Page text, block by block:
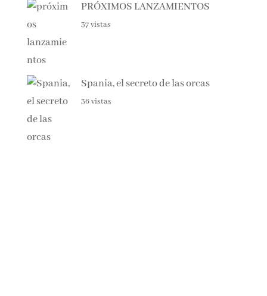
PRÓXIMOS LANZAMIENTOS
37 vistas
Spania, el secreto de las orcas
36 vistas